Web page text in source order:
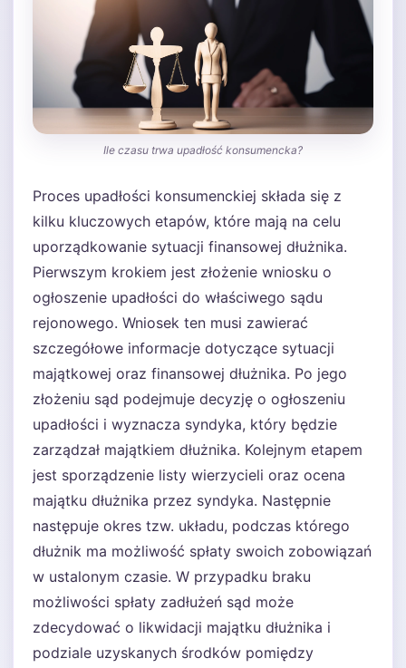
Ile czasu trwa upadłość konsumencka?
Proces upadłości konsumenckiej składa się z
kilku kluczowych etapów, które mają na celu
uporządkowanie sytuacji finansowej dłużnika.
Pierwszym krokiem jest złożenie wniosku o
ogłoszenie upadłości do właściwego sądu
rejonowego. Wniosek ten musi zawierać
szczegółowe informacje dotyczące sytuacji
majątkowej oraz finansowej dłużnika. Po jego
złożeniu sąd podejmuje decyzję o ogłoszeniu
upadłości i wyznacza syndyka, który będzie
zarządzał majątkiem dłużnika. Kolejnym etapem
jest sporządzenie listy wierzycieli oraz ocena
majątku dłużnika przez syndyka. Następnie
następuje okres tzw. układu, podczas którego
dłużnik ma możliwość spłaty swoich zobowiązań
w ustalonym czasie. W przypadku braku
możliwości spłaty zadłużeń sąd może
zdecydować o likwidacji majątku dłużnika i
podziale uzyskanych środków pomiędzy